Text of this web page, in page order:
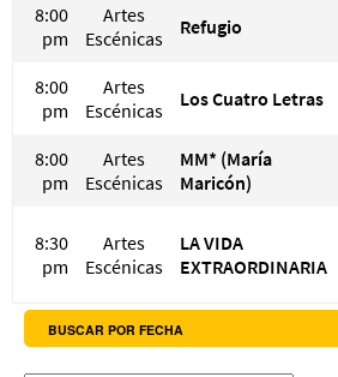
8:00
pm
Artes
Escénicas
Refugio
8:00
pm
Artes
Escénicas
Los Cuatro Letras
8:00
pm
Artes
Escénicas
MM* (María
Maricón)
8:30
pm
Artes
Escénicas
LA VIDA
EXTRAORDINARIA
BUSCAR POR FECHA